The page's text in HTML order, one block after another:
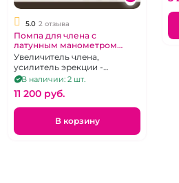
5.0 2 отзыва
Помпа для члена с
латунным манометром
"Discovery" Astronaut
Увеличитель члена,
усилитель эрекции -
мужская помпа с
металлическим создателем
ваккума
В наличии: 2 шт.
11 200 pуб.
В корзину